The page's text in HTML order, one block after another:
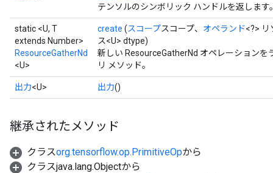
テンソルのシンボリック ハンドルを返します
static <U, T
extends Number>
ResourceGatherNd
<U>
create (スコープスコープ、 オペランド<?> リ
ス<U> dtype)
新しい ResourceGatherNd オペレーション
リ メソッド。
出力<U> 出力()
継承されたメソッド
クラスorg.tensorflow.op.PrimitiveOpから
クラスjava.lang.Objectから